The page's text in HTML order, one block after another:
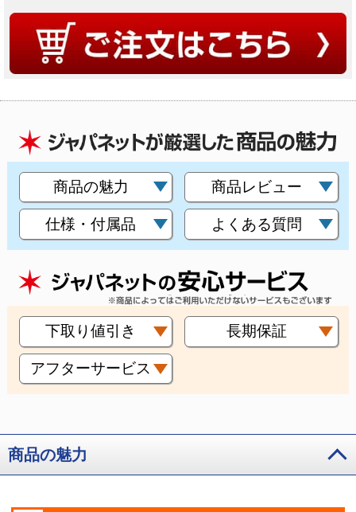
商品の魅力 商品レビュー
仕様・付属品 よくある質問
下取り値引き 長期保証
アフターサービス
商品の魅力